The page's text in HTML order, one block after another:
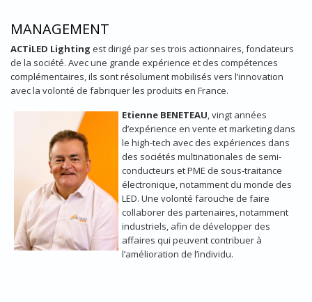
MANAGEMENT
ACTiLED Lighting est dirigé par ses trois actionnaires, fondateurs
de la société. Avec une grande expérience et des compétences
complémentaires, ils sont résolument mobilisés vers l’innovation
avec la volonté de fabriquer les produits en France.
Etienne BENETEAU, vingt années
d’expérience en vente et marketing dans
le high-tech avec des expériences dans
des sociétés multinationales de semi-
conducteurs et PME de sous-traitance
électronique, notamment du monde des
LED. Une volonté farouche de faire
collaborer des partenaires, notamment
industriels, afin de développer des
affaires qui peuvent contribuer à
l’amélioration de l’individu.